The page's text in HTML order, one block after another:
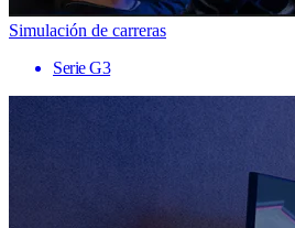
Simulación de carreras
Serie G3